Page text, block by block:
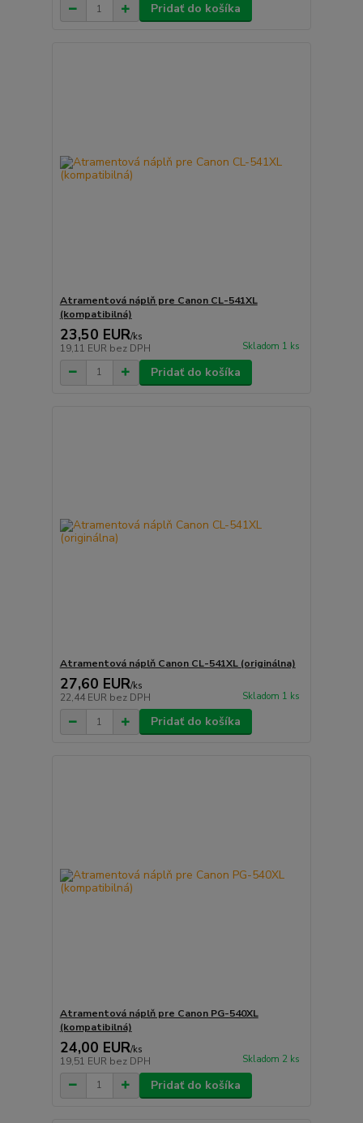
Pridať do košíka
Atramentová náplň pre Canon CL-541XL
(kompatibilná)
23,50 EUR/ks
19,11 EUR bez DPH Skladom 1 ks
Pridať do košíka
Atramentová náplň Canon CL-541XL (originálna)
27,60 EUR/ks
22,44 EUR bez DPH Skladom 1 ks
Pridať do košíka
Atramentová náplň pre Canon PG-540XL
(kompatibilná)
24,00 EUR/ks
19,51 EUR bez DPH Skladom 2 ks
Pridať do košíka